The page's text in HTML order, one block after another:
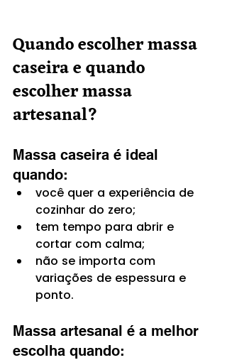
Quando escolher massa
caseira e quando
escolher massa
artesanal?
Massa caseira é ideal
quando:
você quer a experiência de
cozinhar do zero;
tem tempo para abrir e
cortar com calma;
não se importa com
variações de espessura e
ponto.
Massa artesanal é a melhor
escolha quando: